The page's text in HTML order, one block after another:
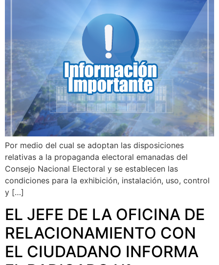
Por medio del cual se adoptan las disposiciones
relativas a la propaganda electoral emanadas del
Consejo Nacional Electoral y se establecen las
condiciones para la exhibición, instalación, uso, control
y […]
EL JEFE DE LA OFICINA DE
RELACIONAMIENTO CON
EL CIUDADANO INFORMA